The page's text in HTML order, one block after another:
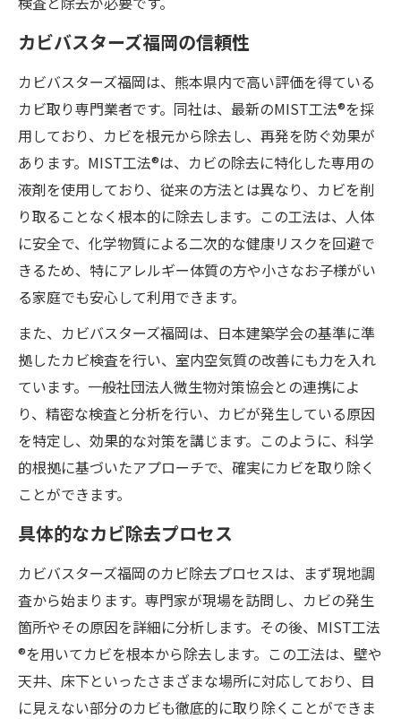
カビバスターズ福岡の信頼性
カビバスターズ福岡は、熊本県内で高い評価を得ている
カビ取り専門業者です。同社は、最新のMIST工法®を採
用しており、カビを根元から除去し、再発を防ぐ効果が
あります。MIST工法®は、カビの除去に特化した専用の
液剤を使用しており、従来の方法とは異なり、カビを削
り取ることなく根本的に除去します。この工法は、人体
に安全で、化学物質による二次的な健康リスクを回避で
きるため、特にアレルギー体質の方や小さなお子様がい
る家庭でも安心して利用できます。
また、カビバスターズ福岡は、日本建築学会の基準に準
拠したカビ検査を行い、室内空気質の改善にも力を入れ
ています。一般社団法人微生物対策協会との連携によ
り、精密な検査と分析を行い、カビが発生している原因
を特定し、効果的な対策を講じます。このように、科学
的根拠に基づいたアプローチで、確実にカビを取り除く
ことができます。
具体的なカビ除去プロセス
カビバスターズ福岡のカビ除去プロセスは、まず現地調
査から始まります。専門家が現場を訪問し、カビの発生
箇所やその原因を詳細に分析します。その後、MIST工法
®を用いてカビを根本から除去します。この工法は、壁や
天井、床下といったさまざまな場所に対応しており、目
に見えない部分のカビも徹底的に取り除くことができま